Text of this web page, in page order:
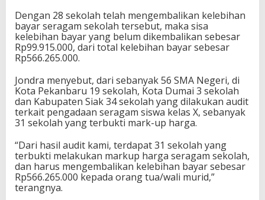
r
a
g
a
e
k
o
l
a
Dengan 28 sekolah telah mengembalikan kelebihan
bayar seragam sekolah tersebut, maka sisa
kelebihan bayar yang belum dikembalikan sebesar
Rp99.915.000, dari total kelebihan bayar sebesar
Rp566.265.000.
Jondra menyebut, dari sebanyak 56 SMA Negeri, di
Kota Pekanbaru 19 sekolah, Kota Dumai 3 sekolah
dan Kabupaten Siak 34 sekolah yang dilakukan audit
terkait pengadaan seragam siswa kelas X, sebanyak
31 sekolah yang terbukti mark-up harga.
“Dari hasil audit kami, terdapat 31 sekolah yang
terbukti melakukan markup harga seragam sekolah,
dan harus mengembalikan kelebihan bayar sebesar
Rp566.265.000 kepada orang tua/wali murid,”
terangnya.